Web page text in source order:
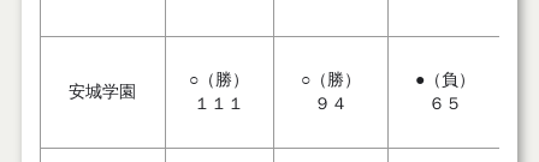
安城学園
○（勝）
１１１
○（勝）
９４
●（負）
６５